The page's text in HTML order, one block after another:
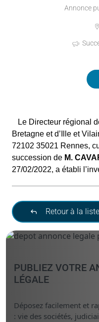
Annonce
Le Directeur régional
Bretagne et d’Ille et
72102 35021 Rennes,
succession de M.
27/02/2022, a établi
Retour à la
PUBLIEZ VOTRE
LÉGALE
Déposez facilement et
: vie des sociétés,